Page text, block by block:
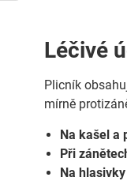
Léčivé
Plicník
mírně
Na kašel a
Při
Na